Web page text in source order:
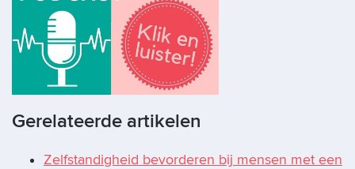
Gerelateerde artikelen
Zelfstandigheid bevorderen bij mensen met een